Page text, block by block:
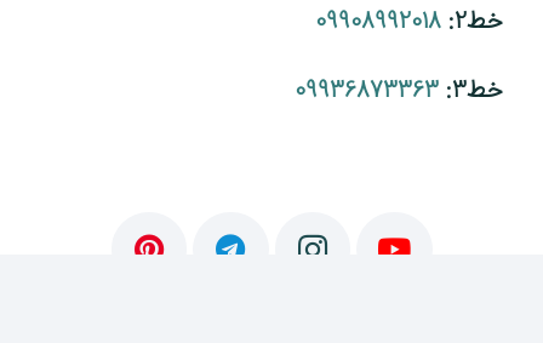
خط2:
09908992018
خط3:
09936873363